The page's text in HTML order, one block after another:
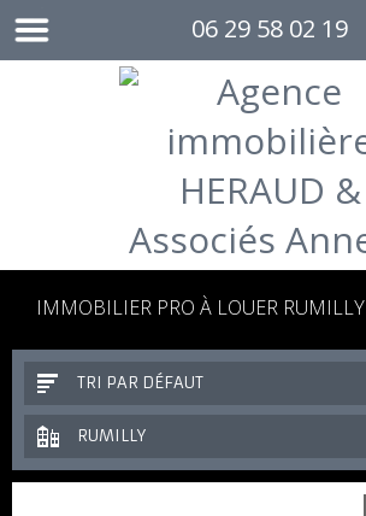
06 29 58 02 19
IMMOBILIER PRO À LOUER RUMILLY
TRI PAR DÉFAUT
RUMILLY